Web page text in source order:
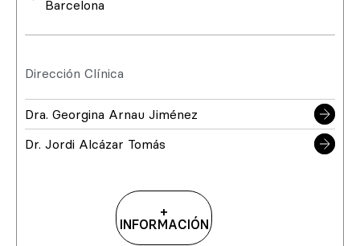
Barcelona
Dirección Clínica
Dra. Georgina Arnau Jiménez
Dr. Jordi Alcázar Tomás
+
INFORMACIÓN